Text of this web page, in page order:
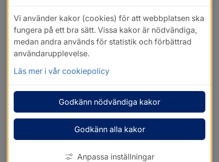
Vi använder kakor (cookies) för att webbplatsen ska
fungera på ett bra sätt. Vissa kakor är nödvändiga,
medan andra används för statistik och förbättrad
användarupplevelse.
Läs mer i vår cookiepolicy
Godkänn nödvändiga kakor
Godkänn alla kakor
Anpassa inställningar